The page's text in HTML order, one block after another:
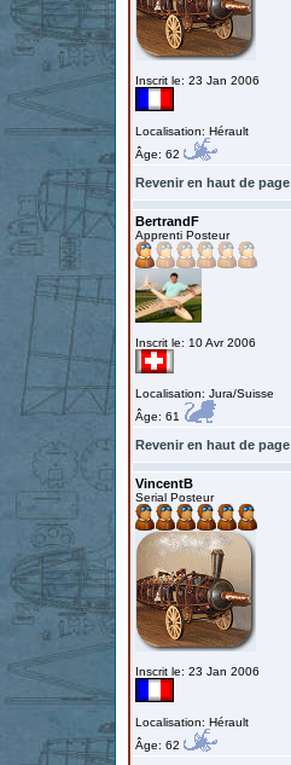
Inscrit le: 23 Jan 2006
Localisation: Hérault
Âge: 62
Revenir en haut de page
BertrandF
Apprenti Posteur
Inscrit le: 10 Avr 2006
Localisation: Jura/Suisse
Âge: 61
Revenir en haut de page
VincentB
Serial Posteur
Inscrit le: 23 Jan 2006
Localisation: Hérault
Âge: 62